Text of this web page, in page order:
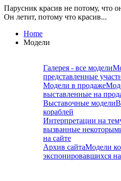
Парусник красив не потому, что
Он летит, потому что красив...
Home
Модели
Галерея - все модели
представленные
Модели в продаже
выставленные на
Выставочные модели
кораблей
Интерпретации на
вызванные
на сайте
Архив сайтаМодели
экспонировавшихся